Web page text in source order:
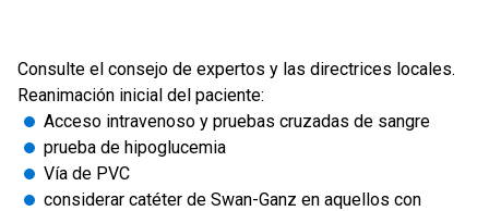
Consulte el consejo de expertos y las directrices locales.
Reanimación inicial del paciente:
Acceso intravenoso y pruebas cruzadas de sangre
prueba de hipoglucemia
Vía de PVC
considerar catéter de Swan-Ganz en aquellos con